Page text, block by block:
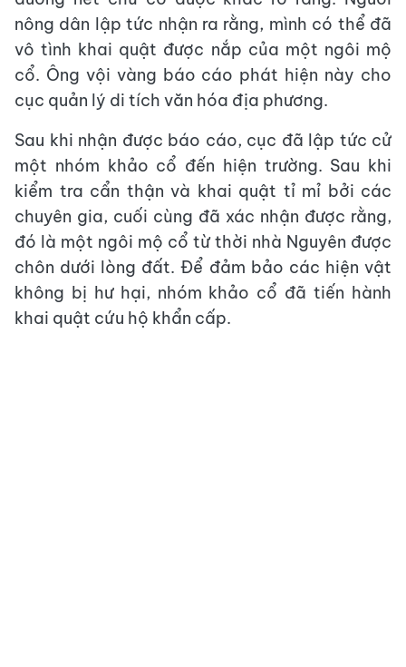
nông dân lập tức nhận ra rằng, mình có thể đã
vô tình khai quật được nắp của một ngôi mộ
cổ. Ông vội vàng báo cáo phát hiện này cho
cục quản lý di tích văn hóa địa phương.
Sau khi nhận được báo cáo, cục đã lập tức cử
một nhóm khảo cổ đến hiện trường. Sau khi
kiểm tra cẩn thận và khai quật tỉ mỉ bởi các
chuyên gia, cuối cùng đã xác nhận được rằng,
đó là một ngôi mộ cổ từ thời nhà Nguyên được
chôn dưới lòng đất. Để đảm bảo các hiện vật
không bị hư hại, nhóm khảo cổ đã tiến hành
khai quật cứu hộ khẩn cấp.